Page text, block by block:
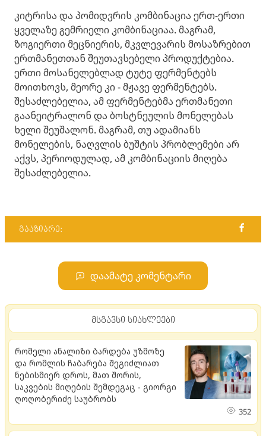
კიტრისა და პომიდვრის კომბინაცია ერთ-ერთი
ყველაზე გემრიელი კომბინაციაა. მაგრამ,
ზოგიერთი მეცნიერის, მკვლევარის მოსაზრებით
ერთმანეთთან შეუთავსებელი პროდუქტებია.
ერთი მოსანელებლად ტუტე ფერმენტებს
მოითხოვს, მეორე კი - მჟავე ფერმენტებს.
შესაძლებელია, ამ ფერმენტებმა ერთმანეთი
გაანეიტრალონ და ბოსტნეულის მონელებას
ხელი შეუშალონ. მაგრამ, თუ ადამიანს
მონელების, ნაღვლის ბუშტის პრობლემები არ
აქვს, პერიოდულად, ამ კომბინაციის მიღება
შესაძლებელია.
გააზიარე:
დაამატე კომენტარი
მსგავსი სიახლეები
რომელი ანალიზი ბარდება უზმოზე
და რომლის ჩაბარება შეგიძლიათ
ნებისმიერ დროს, მათ შორის,
საკვების მიღების შემდეგაც - გიორგი
ღოღობერიძე საუბრობს
352